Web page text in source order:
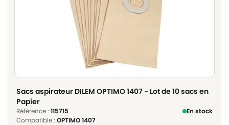
Sacs aspirateur DILEM OPTIMO 1407 - Lot de 10 sacs en
Papier
Référence : 115715
En stock
Compatible : OPTIMO 1407